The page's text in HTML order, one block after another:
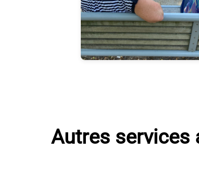
Autres services